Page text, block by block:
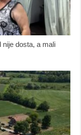
dosta, a mali